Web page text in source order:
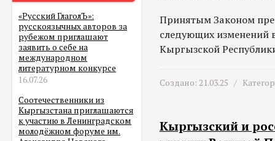
«Русский ГлаголЪ»:
русскоязычных авторов за
рубежом приглашают
заявить о себе на
международном
литературном конкурсе
16.07.26
Соотечественники из
Кыргызстана приглашаются
к участию в Ленинградском
молодёжном форуме им.
Принятым Законом
следующих изменений
Кыргызской
Создано: 21.03.25 /
Кыргызский и